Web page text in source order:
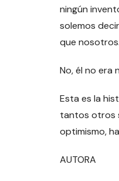
ningún
solemos
que nosotros.
No, él no era
Esta es la
tantos otros
optimismo,
AUTORA